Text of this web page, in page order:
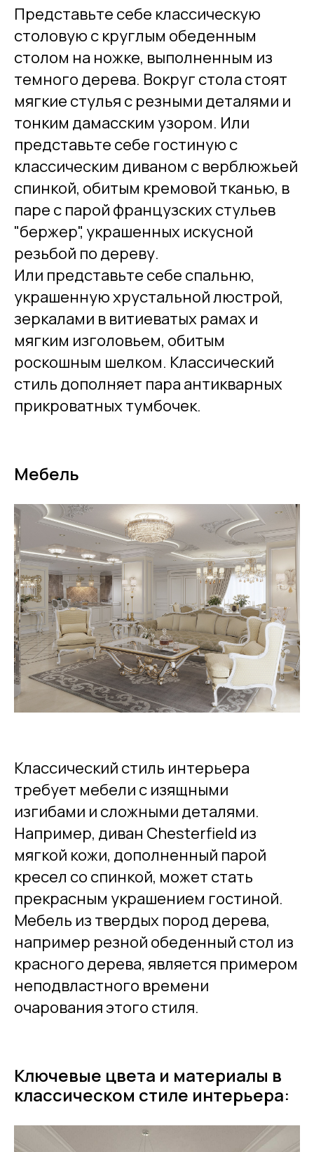
Представьте себе классическую
столовую с круглым обеденным
столом на ножке, выполненным из
темного дерева. Вокруг стола стоят
мягкие стулья с резными деталями и
тонким дамасским узором. Или
представьте себе гостиную с
классическим диваном с верблюжьей
спинкой, обитым кремовой тканью, в
паре с парой французских стульев
"бержер", украшенных искусной
резьбой по дереву.
Или представьте себе спальню,
украшенную хрустальной люстрой,
зеркалами в витиеватых рамах и
мягким изголовьем, обитым
роскошным шелком. Классический
стиль дополняет пара антикварных
прикроватных тумбочек.
Мебель
Классический стиль интерьера
требует мебели с изящными
изгибами и сложными деталями.
Например, диван Chesterfield из
мягкой кожи, дополненный парой
кресел со спинкой, может стать
прекрасным украшением гостиной.
Мебель из твердых пород дерева,
например резной обеденный стол из
красного дерева, является примером
неподвластного времени
очарования этого стиля.
Ключевые цвета и материалы в
классическом стиле интерьера: